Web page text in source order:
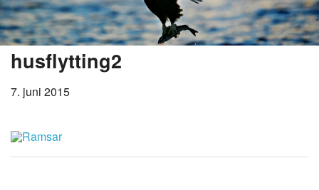
husflytting2
7. juni 2015